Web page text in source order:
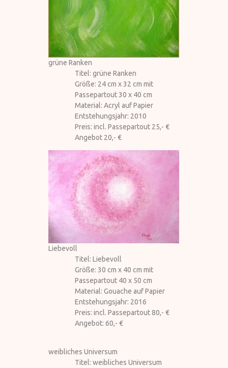
grüne Ranken
Titel: grüne Ranken
Größe: 24 cm x 32 cm mit
Passepartout 30 x 40 cm
Material: Acryl auf Papier
Entstehungsjahr: 2010
Preis: incl. Passepartout 25,- €
Angebot 20,- €
Liebevoll
Titel: Liebevoll
Größe: 30 cm x 40 cm mit
Passepartout 40 x 50 cm
Material: Gouache auf Papier
Entstehungsjahr: 2016
Preis: incl. Passepartout 80,- €
Angebot: 60,- €
weibliches Universum
Titel: weibliches Universum